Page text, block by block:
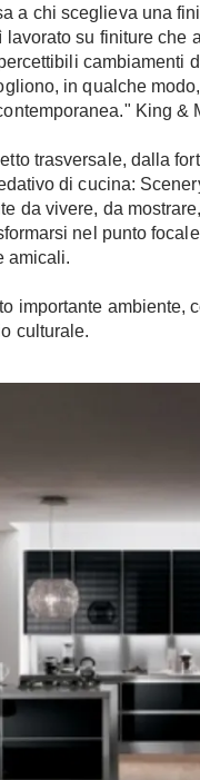
a chi sceglieva una
lavorato su finiture
cambiamenti
in qualche
King &
trasversale, dalla
di cucina:
da vivere, da
nel punto
amicali.
importante ambiente,
culturale.